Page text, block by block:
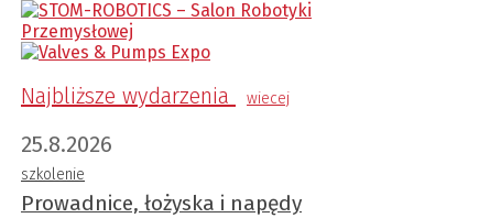
Najbliższe wydarzenia wiecej
25.8.2026
szkolenie
Prowadnice, łożyska i napędy